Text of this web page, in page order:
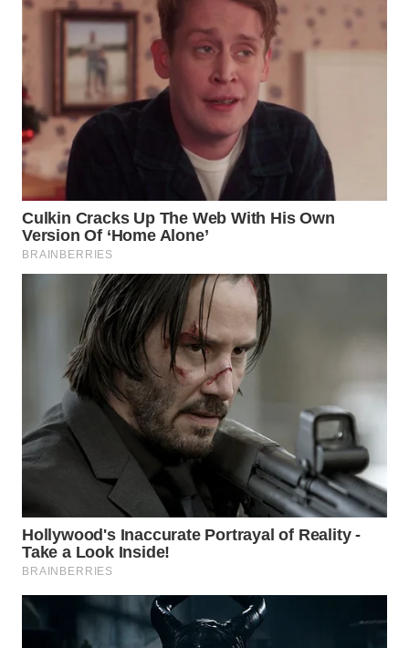
TAPANULI
SAMOSIR
WN
PADANG
LAWAS
WN
SUMEDANG
WN
KEPULAUAN
SERIBU
TANGERANG
WN
BINJAI
WN
CIREBON